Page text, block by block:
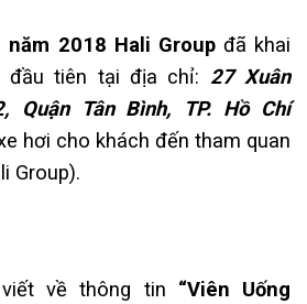
2018 Hali Groupđã khai
đầu tiên tại địa chỉ: 27 Xuân
Quận Tân Bình, TP. Hồ Chí
hơi cho khách đến tham quan
Group).
về thông tin “Viên Uống